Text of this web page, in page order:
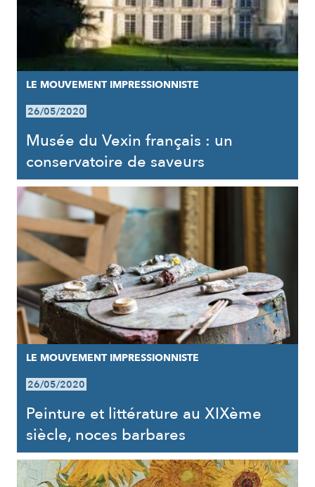
LE MOUVEMENT IMPRESSIONNISTE
26/05/2020
Musée du Vexin français : un
conservatoire de saveurs
LE MOUVEMENT IMPRESSIONNISTE
26/05/2020
Peinture et littérature au XIXème
siècle, noces barbares